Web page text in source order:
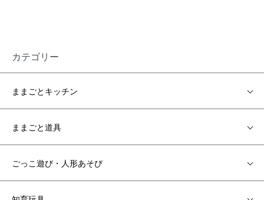
カテゴリー
ままごとキッチン
ままごと道具
ごっこ遊び・人形あそび